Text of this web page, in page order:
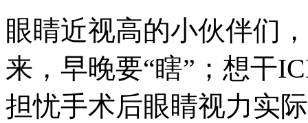
眼睛近视高的小伙伴们
来，早晚要“瞎”；想干
担忧手术后眼睛视力实